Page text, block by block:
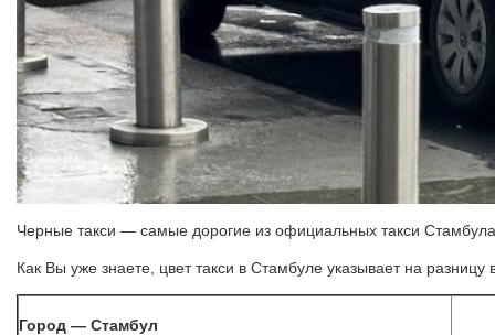
Черные такси — самые дорогие из официальных такси Стамбула
Как Вы уже знаете, цвет такси в Стамбуле указывает на
Город — Стамбул